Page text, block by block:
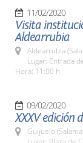
11/02/2020
Visita
Aldearrubia
Aldearrubia
Lugar: Entrada
Hora: 11:00 h.
09/02/2020
XXXV edición
Guijuelo